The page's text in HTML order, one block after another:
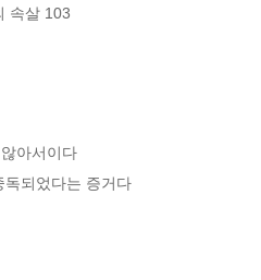
속살 103
아서이다
독되었다는 증거다